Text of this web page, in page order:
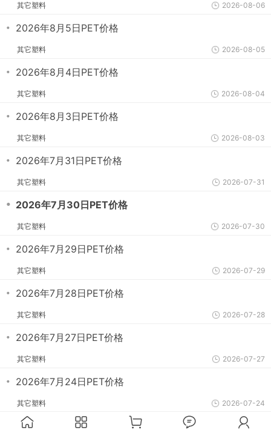
其它塑料 2026-08-06
・ 2026年8月5日PET价格
其它塑料 2026-08-05
・ 2026年8月4日PET价格
其它塑料 2026-08-04
・ 2026年8月3日PET价格
其它塑料 2026-08-03
・ 2026年7月31日PET价格
其它塑料 2026-07-31
・ 2026年7月30日PET价格
其它塑料 2026-07-30
・ 2026年7月29日PET价格
其它塑料 2026-07-29
・ 2026年7月28日PET价格
其它塑料 2026-07-28
・ 2026年7月27日PET价格
其它塑料 2026-07-27
・ 2026年7月24日PET价格
其它塑料 2026-07-24